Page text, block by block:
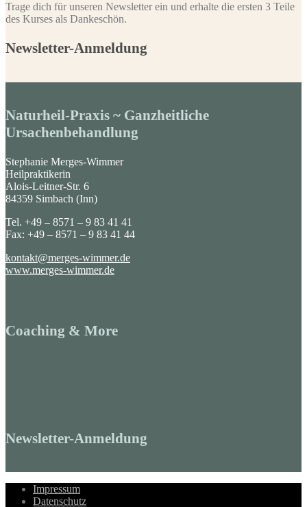
Trage dich für unseren Newsletter ein und erhalte die ersten 3 Teile
des Kurses als Dankeschön.
Newsletter-Anmeldung
Naturheil-Praxis ~ Ganzheitliche
Ursachenbehandlung
Stephanie Merges-Wimmer
Heilpraktikerin
Alois-Leitner-Str. 6
84359 Simbach (Inn)
Tel. +49 – 8571 – 9 83 41 41
Fax: +49 – 8571 – 9 83 41 44
kontakt@merges-wimmer.de
www.merges-wimmer.de
Coaching & More
Newsletter-Anmeldung
Impressum
Datenschutz